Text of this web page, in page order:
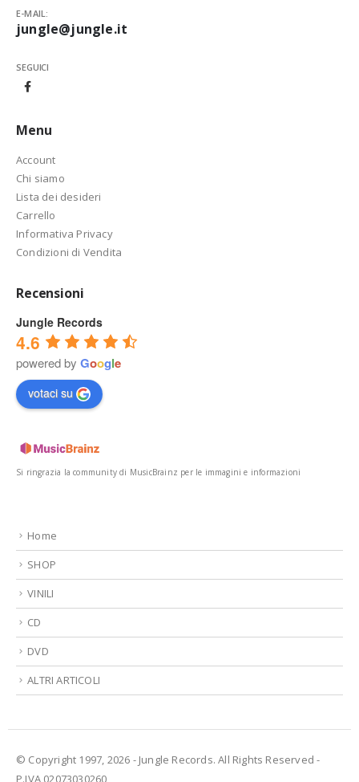
E-MAIL:
jungle@jungle.it
SEGUICI
Menu
Account
Chi siamo
Lista dei desideri
Carrello
Informativa Privacy
Condizioni di Vendita
Recensioni
Jungle Records
4.6
powered by Google
votaci su
Si ringrazia la community di MusicBrainz per le immagini e informazioni
Home
SHOP
VINILI
CD
DVD
ALTRI ARTICOLI
© Copyright 1997, 2026 - Jungle Records. All Rights Reserved -
P.IVA 02073030260